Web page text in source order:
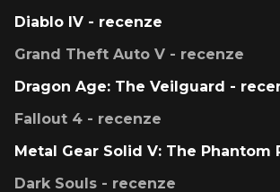
Diablo IV - recenze
Grand Theft Auto V - recenze
Dragon Age: The Veilguard -
Fallout 4 - recenze
Metal Gear Solid V: The Phantom
Dark Souls - recenze